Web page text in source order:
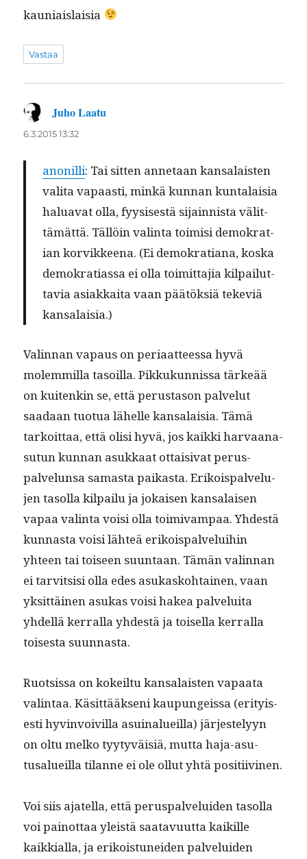
kauniaislaisia
Vastaa
Juho Laatu
6.3.2015 13:32
anon­il­li: Tai sit­ten annetaan kansalais­ten
vali­ta vapaasti, minkä kun­nan kun­ta­laisia
halu­a­vat olla, fyy­sis­es­tä sijain­nista välit­
tämät­tä. Täl­löin val­in­ta toimisi demokra­t­
ian korvikkeena. (Ei demokra­tiana, kos­ka
demokra­ti­as­sa ei olla toimit­ta­jia kil­pailut­
tavia asi­akkai­ta vaan päätök­siä teke­viä
kansalaisia.)
Valin­nan vapaus on peri­aat­teessa hyvä
molem­mil­la tasoil­la. Pikkukun­nis­sa tärkeää
on kuitenkin se, että perus­ta­son palve­lut
saadaan tuo­tua lähelle kansalaisia. Tämä
tarkoit­taa, että olisi hyvä, jos kaik­ki har­vaana­
su­tun kun­nan asukkaat ottaisi­vat perus­
palvelun­sa samas­ta paikas­ta. Erikois­palvelu­
jen tasol­la kil­pailu ja jokaisen kansalaisen
vapaa val­in­ta voisi olla toimi­vam­paa. Yhdestä
kun­nas­ta voisi lähteä erikois­palvelui­hin
yhteen tai toiseen suun­taan. Tämän valin­nan
ei tarvit­sisi olla edes asukasko­htainen, vaan
yksit­täi­nen asukas voisi hakea palvelui­ta
yhdel­lä ker­ral­la yhdestä ja toisel­la ker­ral­la
tois­es­ta suunnasta.
Ruot­sis­sa on kokeil­tu kansalais­ten vapaa­ta
val­in­taa. Käsit­tääk­seni kaupungeis­sa (eri­tyis­
es­ti hyv­in­voivil­la asuinalueil­la) jär­jeste­lyyn
on oltu melko tyy­tyväisiä, mut­ta haja-asu­
tusalueil­la tilanne ei ole ollut yhtä positiivinen.
Voi siis ajatel­la, että perus­palvelu­iden tasol­la
voi pain­ot­taa yleistä saatavu­ut­ta kaikille
kaikkial­la, ja erikois­tunei­den palvelu­iden